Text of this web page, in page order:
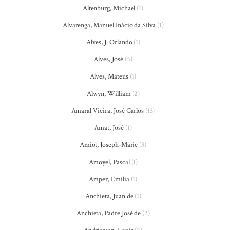
Altenburg, Michael (1)
Alvarenga, Manuel Inácio da Silva(1)
Alves, J. Orlando(1)
Alves, José (5)
Alves, Mateus (1)
Alwyn, William(2)
Amaral Vieira, José Carlos (13)
Amat, José (1)
Amiot, Joseph-Marie (3)
Amoyel, Pascal(1)
Amper, Emilia (1)
Anchieta, Juan de(1)
Anchieta, Padre José de(2)